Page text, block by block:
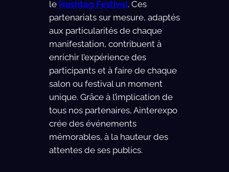
le Hashtag Festival. Ces
partenariats sur mesure, adaptés
aux particularités de chaque
manifestation, contribuent à
enrichir l’expérience des
participants et à faire de chaque
salon ou festival un moment
unique. Grâce à l’implication de
tous nos partenaires, Ainterexpo
crée des événements
mémorables, à la hauteur des
attentes de ses publics.